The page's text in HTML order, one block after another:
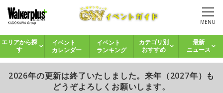
MENU
エリアから探
す
イベント
カレンダー
イベント
ランキング
カテゴリ別
おすすめ
最新
ニュース
2026年の更新は終了いたしました。来年（2027年）も
どうぞよろしくお願いします。